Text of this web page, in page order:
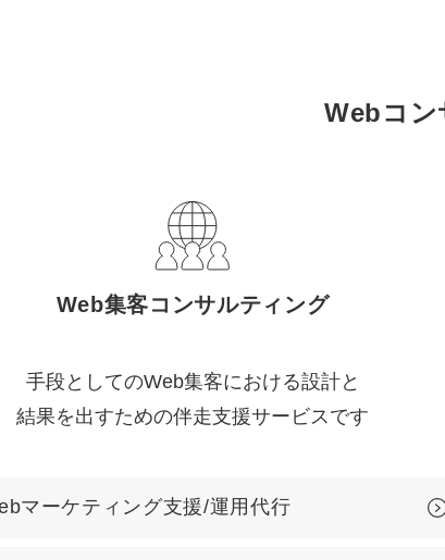
お役立ち資料
年収エージェント
ミッション・ビジョン・バ
動画ディレクター
Webコ
Web集客コンサルティング
手段としてのWeb集客における設計と
結果を出すための伴走支援サービスです
マーケティング支援/運用代行